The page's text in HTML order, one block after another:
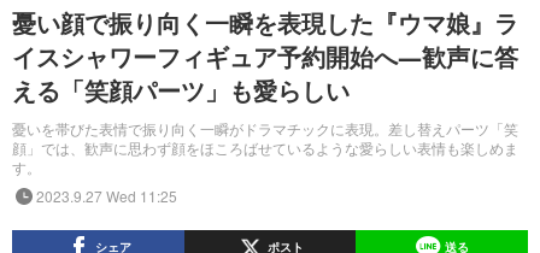
憂い顔で振り向く一瞬を表現した『ウマ娘』ラ
イスシャワーフィギュア予約開始へ―歓声に答
える「笑顔パーツ」も愛らしい
憂いを帯びた表情で振り向く一瞬がドラマチックに表現。差し替えパーツ「笑
顔」では、歓声に思わず顔をほころばせているような愛らしい表情も楽しめま
す。
2023.9.27 Wed 11:25
シェア ポスト 送る